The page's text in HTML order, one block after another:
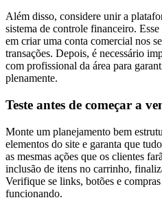
Além disso, considere unir a
sistema de controle financeiro.
em criar uma conta comercial nos
transações. Depois, é necessário
com profissional da área para
plenamente.
Teste antes de começar a
Monte um planejamento bem
elementos do site e garanta que
as mesmas ações que os clientes
inclusão de itens no carrinho,
Verifique se links, botões e
funcionando.